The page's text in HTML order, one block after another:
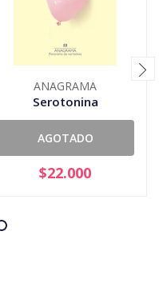
ANAGRAMA
Serotonina
AGOTADO
$22.000